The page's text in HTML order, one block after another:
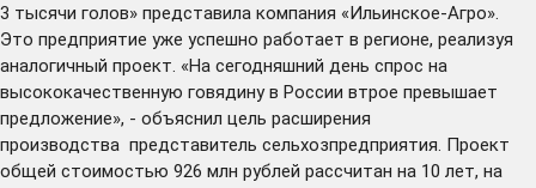
3 тысячи голов» представила компания «Ильинское-Агро».
Это предприятие уже успешно работает в регионе, реализуя
аналогичный проект. «На сегодняшний день спрос на
высококачественную говядину в России втрое превышает
предложение», - объяснил цель расширения
производства представитель сельхозпредприятия. Проект
общей стоимостью 926 млн рублей рассчитан на 10 лет, на